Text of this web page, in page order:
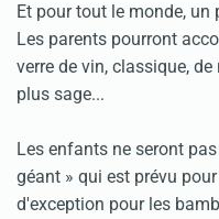
Et pour tout le monde, un
Les parents pourront
verre de vin, classique,
plus sage...
Les enfants ne seront
géant » qui est prévu
d'exception pour les